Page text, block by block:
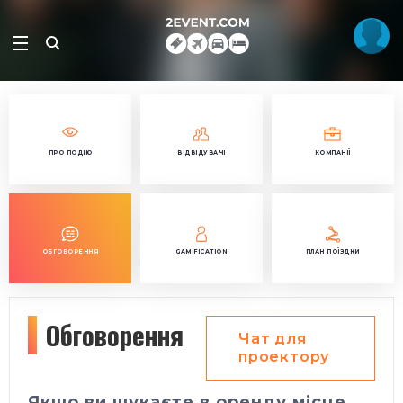
ПРО ПОДІЮ ВІДВІДУВАЧІ КОМПАНІЇ
ОБГОВОРЕННЯ GAMIFICATION ПЛАН ПОЇЗДКИ
Обговорення
Чат для
проектору